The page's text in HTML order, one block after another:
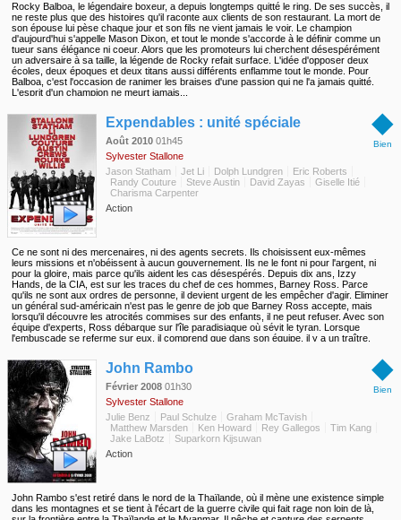
Rocky Balboa, le légendaire boxeur, a depuis longtemps quitté le ring. De ses succès, il
ne reste plus que des histoires qu'il raconte aux clients de son restaurant. La mort de
son épouse lui pèse chaque jour et son fils ne vient jamais le voir. Le champion
d'aujourd'hui s'appelle Mason Dixon, et tout le monde s'accorde à le définir comme un
tueur sans élégance ni coeur. Alors que les promoteurs lui cherchent désespérément
un adversaire à sa taille, la légende de Rocky refait surface. L'idée d'opposer deux
écoles, deux époques et deux titans aussi différents enflamme tout le monde. Pour
Balboa, c'est l'occasion de ranimer les braises d'une passion qui ne l'a jamais quitté.
L'esprit d'un champion ne meurt jamais...
◆
Bien
Expendables : unité spéciale
Août 2010 01h45
Sylvester Stallone
Jason Statham
Jet Li Dolph Lundgren
Eric Roberts
Randy Couture
Steve Austin David Zayas
Giselle Itié
Charisma Carpenter
Action
Ce ne sont ni des mercenaires, ni des agents secrets. Ils choisissent eux-mêmes
leurs missions et n'obéissent à aucun gouvernement. Ils ne le font ni pour l'argent, ni
pour la gloire, mais parce qu'ils aident les cas désespérés. Depuis dix ans, Izzy
Hands, de la CIA, est sur les traces du chef de ces hommes, Barney Ross. Parce
qu'ils ne sont aux ordres de personne, il devient urgent de les empêcher d'agir. Eliminer
un général sud-américain n'est pas le genre de job que Barney Ross accepte, mais
lorsqu'il découvre les atrocités commises sur des enfants, il ne peut refuser. Avec son
équipe d'experts, Ross débarque sur l'île paradisiaque où sévit le tyran. Lorsque
l'embuscade se referme sur eux, il comprend que dans son équipe, il y a un traître.
membre de l'équipe est attendu. Il faudra que chacun atteigne les sommets de son art
pour en sortir et démasquer celui qui a trahi...
◆
Bien
John Rambo
Février 2008 01h30
Sylvester Stallone
Julie Benz
Paul Schulze
Graham McTavish
Matthew Marsden
Ken Howard Rey Gallegos
Tim Kang
Jake LaBotz
Suparkorn Kijsuwan
Action
John Rambo s'est retiré dans le nord de la Thaïlande, où il mène une existence simple
dans les montagnes et se tient à l'écart de la guerre civile qui fait rage non loin de là,